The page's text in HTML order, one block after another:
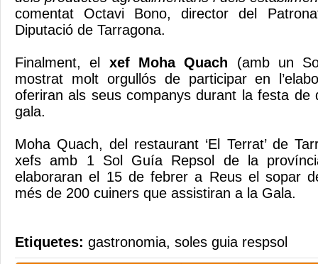
comentat Octavi Bono, director del
Diputació de Tarragona.
Finalment, el xef Moha Quach (amb un
mostrat molt orgullós de participar en
oferiran als seus companys durant la festa de
gala.
Moha Quach, del restaurant ‘El Terrat’ de
xefs amb 1 Sol Guía Repsol de la
elaboraran el 15 de febrer a Reus el sopar
més de 200 cuiners que assistiran a la Gala.
Etiquetes: gastronomia, soles guia respsol